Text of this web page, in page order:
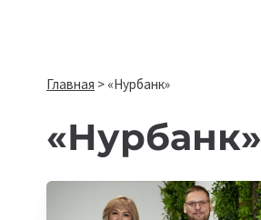
Главная > «Нурбанк»
«Нурбанк»